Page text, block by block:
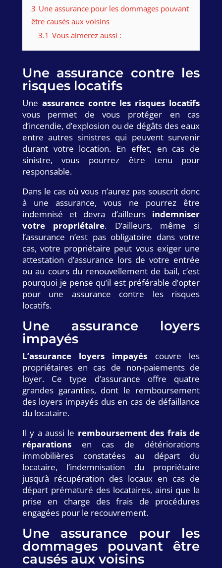
3 Une assurance pour les dommages pouvant
être causés aux voisins
3.1 Vous aimerez aussi :
Une assurance contre les
risques locatifs
Une assurance contre les risques locatifs
vous permet de vous protéger en cas
d’incendie, d’explosion ou de dégâts des eaux
entre autres sinistres qui peuvent survenir
durant votre location. En effet, en cas de
sinistre, vous pourrez être tenu pour
responsable.
Dans le cas où vous n’aurez pas souscrit donc
à une assurance, vous ne pourrez être
indemnisé et devra d’ailleurs indemniser
votre propriétaire. D’ailleurs, même si
l’assurance n’est pas obligatoire dans votre
cas, votre propriétaire peut vous exiger une
attestation d’assurance lors de votre entrée
ou au cours du renouvellement de bail, c’est
pourquoi je pense qu’il est préférable d’opter
pour une assurance contre les risques
locatifs.
Une assurance loyers
impayés
L’assurance loyers impayés couvre les
propriétaires en cas de non-paiements de
loyer. Ce type d’assurance offre quatre
grandes garanties, dont le remboursement
des loyers impayés dus en cas de défaillance
du locataire.
Il y a aussi le remboursement des frais de
réparationsen cas de détériorations
immobilières constatées au départ du
locataire, l’indemnisation du propriétaire
jusqu’à récupération des locaux en cas de
départ prématuré des locataires, ainsi que la
prise en charge des frais de procédures
engagées pour le recouvrement.
Une assurance pour les
dommages pouvant être
causés aux voisins